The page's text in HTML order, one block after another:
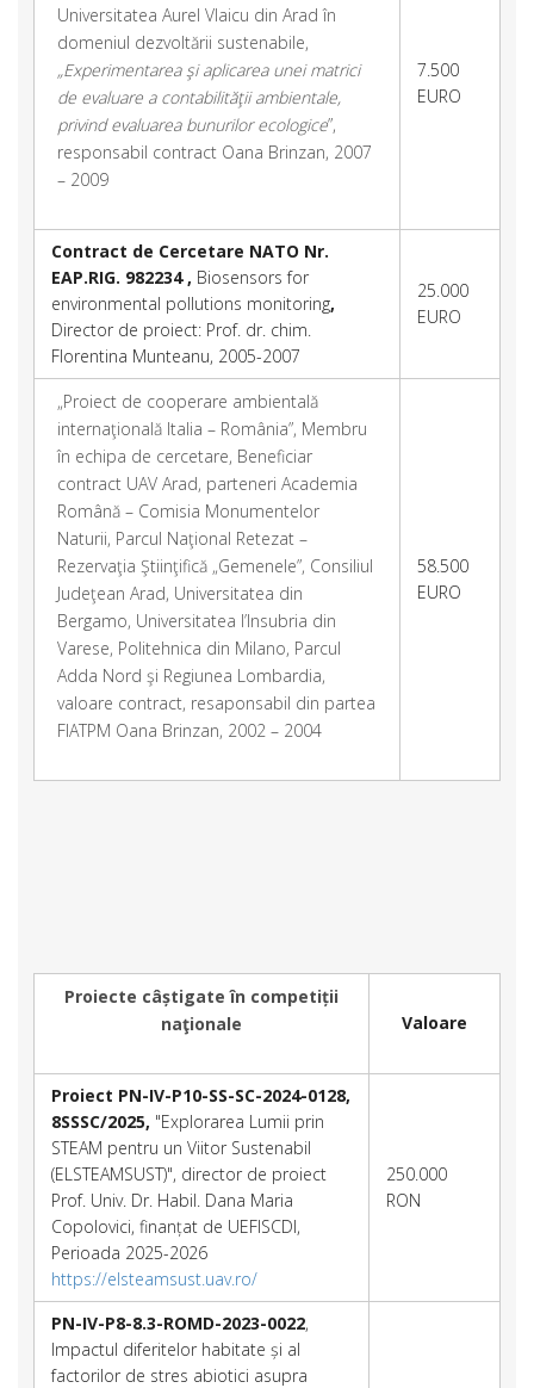
Universitatea Aurel Vlaicu din Arad în
domeniul dezvoltării sustenabile,
„Experimentarea şi aplicarea unei matrici
de evaluare a contabilităţii ambientale,
privind evaluarea bunurilor ecologice”,
responsabil contract Oana Brinzan, 2007
– 2009
7.500
EURO
Contract de Cercetare NATO Nr.
EAP.RIG. 982234 , Biosensors for
environmental pollutions monitoring,
Director de proiect: Prof. dr. chim.
Florentina Munteanu, 2005-2007
25.000
EURO
„Proiect de cooperare ambientală
internaţională Italia – România”, Membru
în echipa de cercetare, Beneficiar
contract UAV Arad, parteneri Academia
Română – Comisia Monumentelor
Naturii, Parcul Naţional Retezat –
Rezervaţia Ştiinţifică „Gemenele”, Consiliul
Judeţean Arad, Universitatea din
Bergamo, Universitatea l’Insubria din
Varese, Politehnica din Milano, Parcul
Adda Nord şi Regiunea Lombardia,
valoare contract, resaponsabil din partea
FIATPM Oana Brinzan, 2002 – 2004
58.500
EURO
Proiecte câștigate în competiții
naţionale
Valoare
Proiect PN-IV-P10-SS-SC-2024-0128,
8SSSC/2025, "Explorarea Lumii prin
STEAM pentru un Viitor Sustenabil
(ELSTEAMSUST)", director de proiect
Prof. Univ. Dr. Habil. Dana Maria
Copolovici, finanțat de UEFISCDI,
Perioada 2025-2026
https://elsteamsust.uav.ro/
250.000
RON
PN-IV-P8-8.3-ROMD-2023-0022,
Impactul diferitelor habitate și al
factorilor de stres abiotici asupra